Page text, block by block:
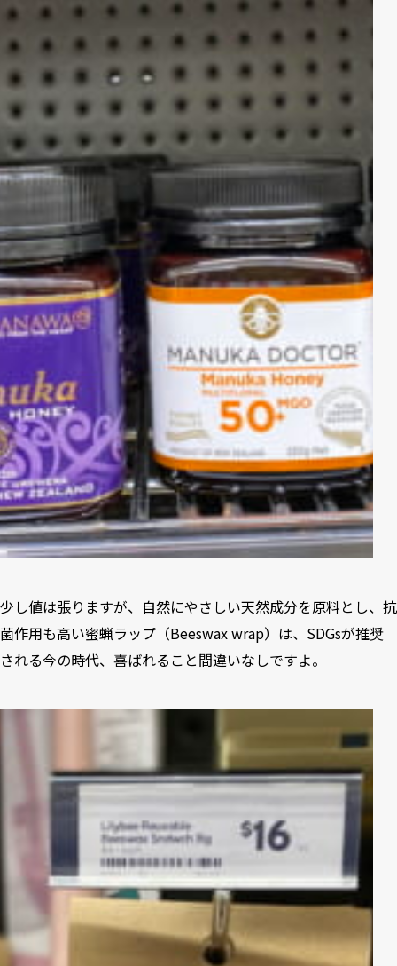
少し値は張りますが、自然にやさしい天然成分を原料とし、抗
菌作用も高い蜜蝋ラップ（Beeswax wrap）は、SDGsが推奨
される今の時代、喜ばれること間違いなしですよ。